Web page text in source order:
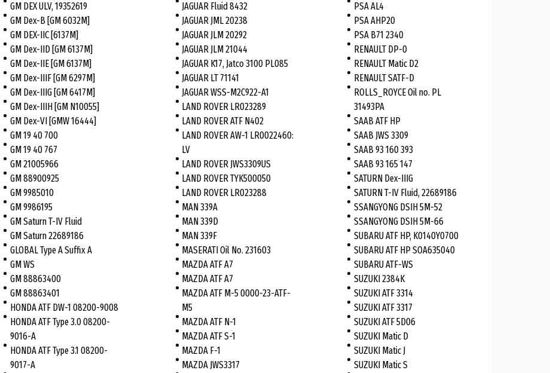
GM DEX ULV, 19352619
GM Dex-B [GM 6032M]
GM DEX-IIC [6137M]
GM Dex-IID [GM 6137M]
GM Dex-IIE [GM 6137M]
GM Dex-IIIF [GM 6297M]
GM Dex-IIIG [GM 6417M]
GM Dex-IIIH [GM N10055]
GM Dex-VI [GMW 16444]
GM 19 40 700
GM 19 40 767
GM 21005966
GM 88900925
GM 9985010
GM 9986195
GM Saturn T-IV Fluid
GM Saturn 22689186
GLOBAL Type A Suffix A
GM WS
GM 88863400
GM 88863401
HONDA ATF DW-1 08200-9008
HONDA ATF Type 3.0 08200-
9016-A
HONDA ATF Type 3.1 08200-
9017-A
JAGUAR Fluid 8432
JAGUAR JML 20238
JAGUAR JLM 20292
JAGUAR JLM 21044
JAGUAR K17, Jatco 3100 PL085
JAGUAR LT 71141
JAGUAR WSS-M2C922-A1
LAND ROVER LR023289
LAND ROVER ATF N402
LAND ROVER AW-1 LR0022460:
LV
LAND ROVER JWS3309US
LAND ROVER TYK500050
LAND ROVER LR023288
MAN 339A
MAN 339D
MAN 339F
MASERATI Oil No. 231603
MAZDA ATF A7
MAZDA ATF A7
MAZDA ATF M-5 0000-23-ATF-
M5
MAZDA ATF N-1
MAZDA ATF S-1
MAZDA F-1
MAZDA JWS3317
PSA AL4
PSA AHP20
PSA B71 2340
RENAULT DP-0
RENAULT Matic D2
RENAULT SATF-D
ROLLS_ROYCE Oil no. PL
31493PA
SAAB ATF HP
SAAB JWS 3309
SAAB 93 160 393
SAAB 93 165 147
SATURN Dex-IIIG
SATURN T-IV Fluid, 22689186
SSANGYONG DSIH 5M-52
SSANGYONG DSIH 5M-66
SUBARU ATF HP, K0140Y0700
SUBARU ATF HP SOA635040
SUBARU ATF-WS
SUZUKI 2384K
SUZUKI ATF 3314
SUZUKI ATF 3317
SUZUKI ATF 5D06
SUZUKI Matic D
SUZUKI Matic J
SUZUKI Matic S